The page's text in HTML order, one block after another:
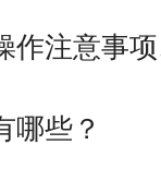
作注意事
哪些？